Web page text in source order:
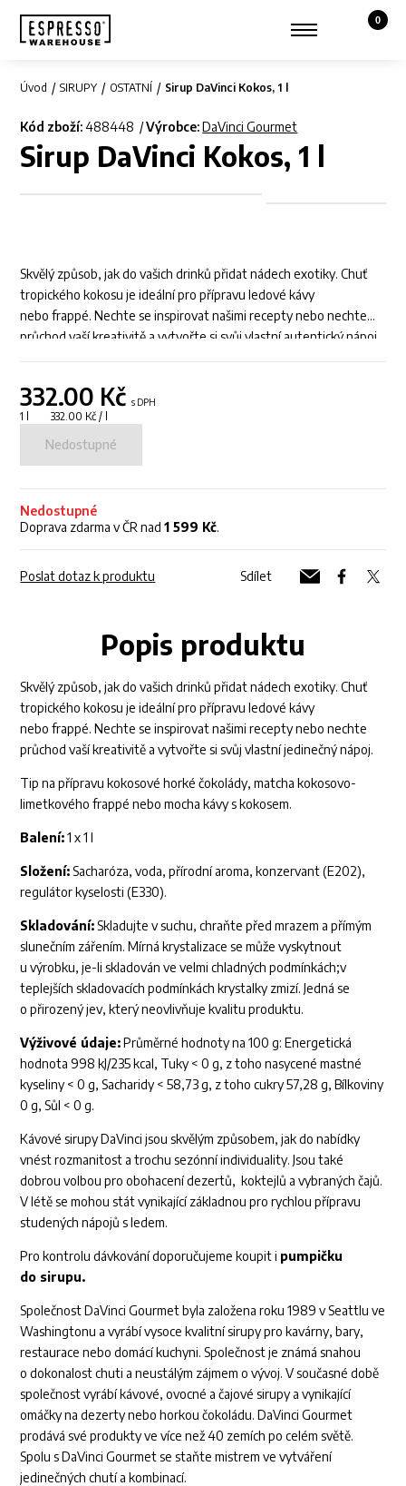
Zobrazit hledání
0
Košík,
Úvod SIRUPY OSTATNÍ Sirup DaVinci Kokos, 1 l
Kód zboží:488448 Výrobce: DaVinci Gourmet
Sirup DaVinci Kokos, 1 l
Skvělý způsob, jak do vašich drinků přidat nádech exotiky. Chuť
tropického kokosu je ideální pro přípravu ledové kávy
nebo frappé. Nechte se inspirovat našimi recepty nebo nechte
průchod vaší kreativitě a vytvořte si svůj vlastní autentický nápoj.
332.00 Kčs DPH
1 l 332.00 Kč / l
Nedostupné
Nedostupné
Doprava zdarma v ČR nad1 599 Kč.
Poslat dotaz k produktu Sdílet
Popis produktu
Skvělý způsob, jak do vašich drinků přidat nádech exotiky. Chuť
tropického kokosu je ideální pro přípravu ledové kávy
nebo frappé. Nechte se inspirovat našimi recepty nebo nechte
průchod vaší kreativitě a vytvořte si svůj vlastní jedinečný nápoj.
Tip na přípravu kokosové horké čokolády, matcha kokosovo-
limetkového frappé nebo mocha kávy s kokosem.
Balení:1 x 1 l
Složení: Sacharóza, voda, přírodní aroma, konzervant (E202),
regulátor kyselosti (E330).
Skladování: Skladujte v suchu, chraňte před mrazem a přímým
slunečním zářením. Mírná krystalizace se může vyskytnout
u výrobku, je-li skladován ve velmi chladných podmínkách;v
teplejších skladovacích podmínkách krystalky zmizí. Jedná se
o přirozený jev, který neovlivňuje kvalitu produktu.
Výživové údaje:Průměrné hodnoty na 100 g: Energetická
hodnota 998 kJ/235 kcal, Tuky < 0 g, z toho nasycené mastné
kyseliny < 0 g, Sacharidy < 58,73 g, z toho cukry 57,28 g, Bílkoviny
0 g, Sůl < 0 g.
Kávové sirupy DaVinci jsou skvělým způsobem, jak do nabídky
vnést rozmanitost a trochu sezónní individuality. Jsou také
dobrou volbou pro obohacení dezertů, koktejlů a vybraných čajů.
V létě se mohou stát vynikající základnou pro rychlou přípravu
studených nápojů s ledem.
Pro kontrolu dávkování doporučujeme koupit i pumpičku
do sirupu.
Společnost DaVinci Gourmet byla založena roku 1989 v Seattlu ve
Washingtonu a vyrábí vysoce kvalitní sirupy pro kavárny, bary,
restaurace nebo domácí kuchyni. Společnost je známá snahou
o dokonalost chuti a neustálým zájmem o vývoj. V současné době
společnost vyrábí kávové, ovocné a čajové sirupy a vynikající
omáčky na dezerty nebo horkou čokoládu. DaVinci Gourmet
prodává své produkty ve více než 40 zemích po celém světě.
Spolu s DaVinci Gourmet se staňte mistrem ve vytváření
jedinečných chutí a kombinací.